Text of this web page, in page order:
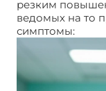
резким
ведомых на то
симптомы: